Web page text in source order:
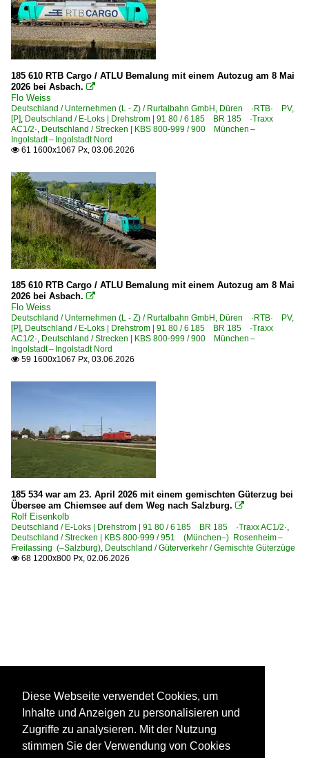
185 610 RTB Cargo / ATLU Bemalung mit einem Autozug am 8 Mai
2026 bei Asbach. 
Flo Weiss
Deutschland / Unternehmen (L - Z) / Rurtalbahn GmbH, Düren ·RTB· PV,
[P], Deutschland / E-Loks | Drehstrom | 91 80 / 6 185 BR 185 ·Traxx
AC1/2·, Deutschland / Strecken | KBS 800-999 / 900 München –
Ingolstadt – Ingolstadt Nord
 61 1600x1067 Px, 03.06.2026
185 610 RTB Cargo / ATLU Bemalung mit einem Autozug am 8 Mai
2026 bei Asbach. 
Flo Weiss
Deutschland / Unternehmen (L - Z) / Rurtalbahn GmbH, Düren ·RTB· PV,
[P], Deutschland / E-Loks | Drehstrom | 91 80 / 6 185 BR 185 ·Traxx
AC1/2·, Deutschland / Strecken | KBS 800-999 / 900 München –
Ingolstadt – Ingolstadt Nord
 59 1600x1067 Px, 03.06.2026
185 534 war am 23. April 2026 mit einem gemischten Güterzug bei
Übersee am Chiemsee auf dem Weg nach Salzburg. 
Rolf Eisenkolb
Deutschland / E-Loks | Drehstrom | 91 80 / 6 185 BR 185 ·Traxx AC1/2·,
Deutschland / Strecken | KBS 800-999 / 951 (München–) Rosenheim –
Freilassing (–Salzburg), Deutschland / Güterverkehr / Gemischte Güterzüge
 68 1200x800 Px, 02.06.2026
Diese Webseite verwendet Cookies, um
Inhalte und Anzeigen zu personalisieren und
Zugriffe zu analysieren. Mit der Nutzung
stimmen Sie der Verwendung von Cookies